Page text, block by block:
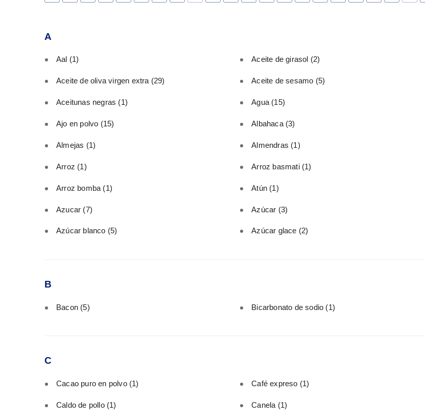
A
Aal (1) Aceite de girasol (2)
Aceite de oliva virgen extra (29) Aceite de sesamo (5)
Aceitunas negras (1) Agua (15)
Ajo en polvo (15) Albahaca (3)
Almejas (1) Almendras (1)
Arroz (1) Arroz basmati (1)
Arroz bomba (1) Atún (1)
Azucar (7) Azúcar (3)
Azúcar blanco (5) Azúcar glace (2)
B
Bacon (5) Bicarbonato de sodio (1)
C
Cacao puro en polvo (1) Café expreso (1)
Caldo de pollo (1) Canela (1)